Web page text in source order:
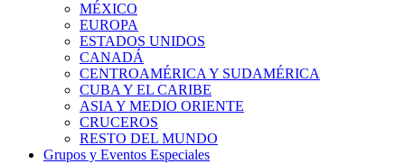
MÉXICO
EUROPA
ESTADOS UNIDOS
CANADÁ
CENTROAMÉRICA Y SUDAMÉRICA
CUBA Y EL CARIBE
ASIA Y MEDIO ORIENTE
CRUCEROS
RESTO DEL MUNDO
Grupos y Eventos Especiales